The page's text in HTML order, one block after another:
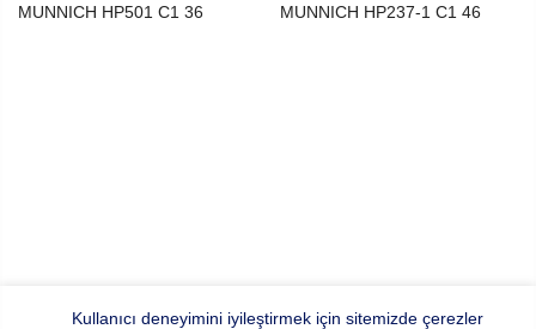
MUNNICH HP501 C1 36 MUNNICH HP237-1 C1 46
Kullanıcı deneyimini iyileştirmek için sitemizde çerezler